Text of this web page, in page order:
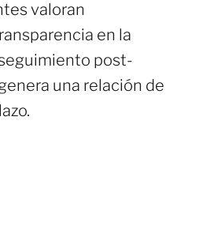
valoran
en la
post-
una relación de